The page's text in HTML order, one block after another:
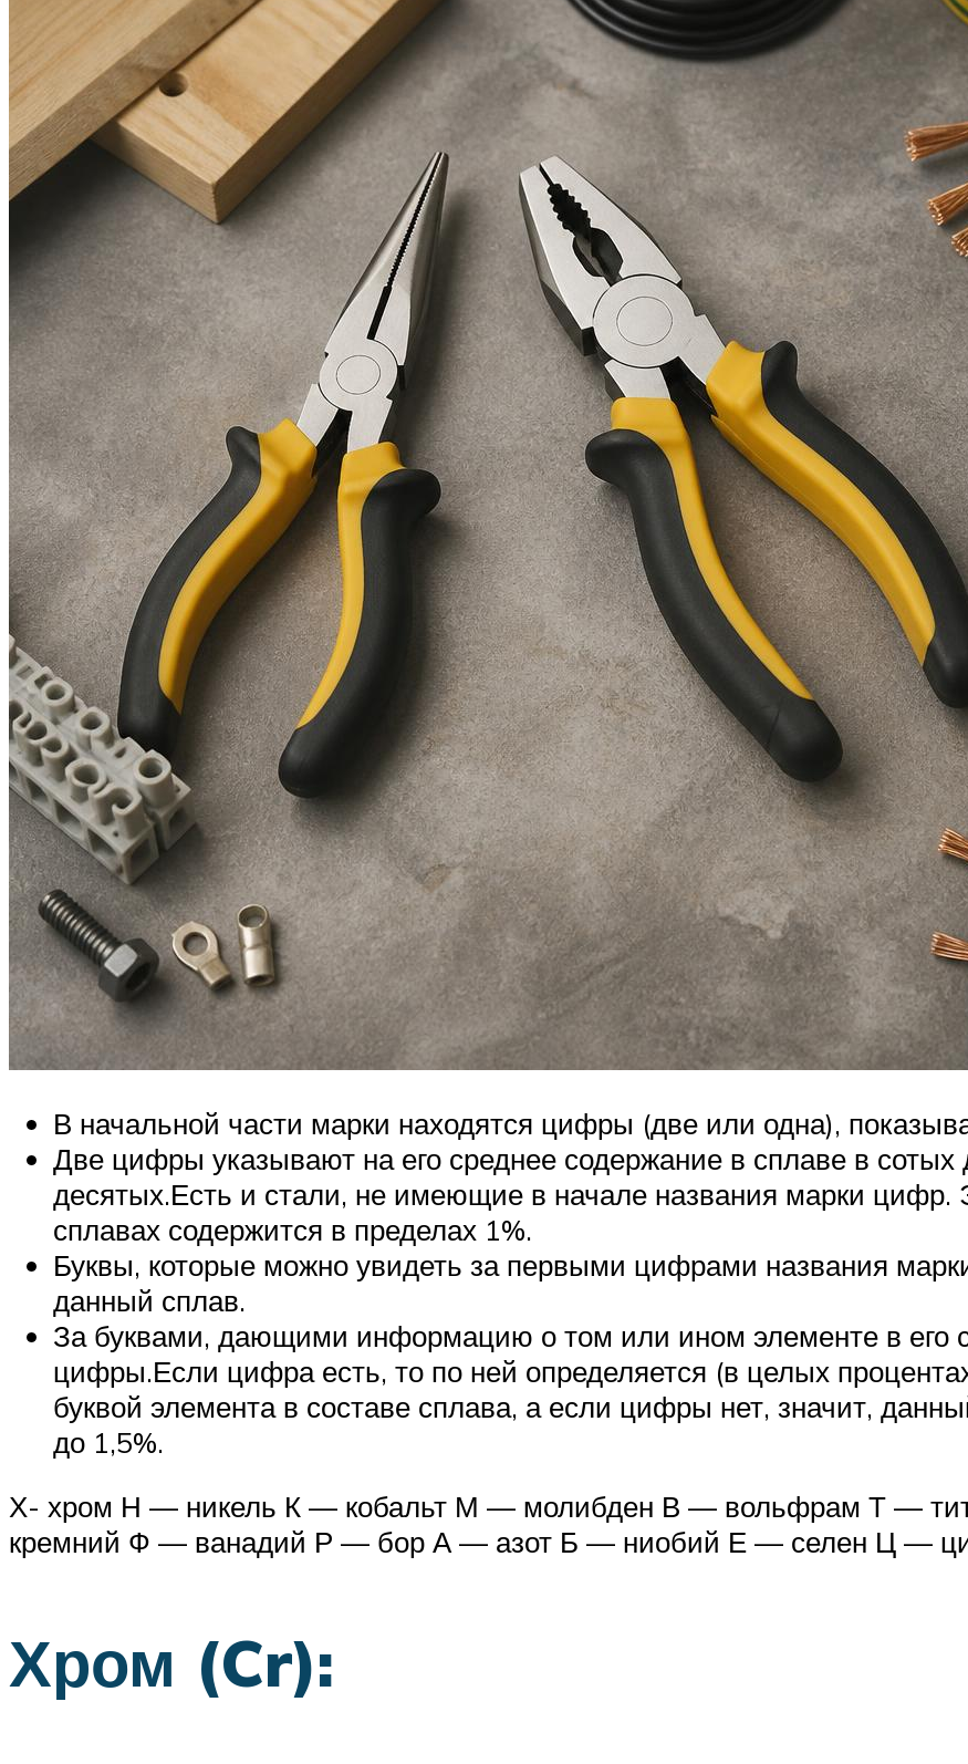
В начальной части марки находятся цифры (две или одна),
Две цифры указывают на его среднее содержание в сплаве в сотых
десятых.Есть и стали, не имеющие в начале названия марки цифр.
сплавах содержится в пределах 1%.
Буквы, которые можно увидеть за первыми цифрами названия
данный сплав.
За буквами, дающими информацию о том или ином элементе в его
цифры.Если цифра есть, то по ней определяется (в целых
буквой элемента в составе сплава, а если цифры нет, значит,
до 1,5%.
Х- хром Н — никель К — кобальт М — молибден В — вольфрам Т —
кремний Ф — ванадий Р — бор А — азот Б — ниобий Е — селен Ц —
Хром (Cr):